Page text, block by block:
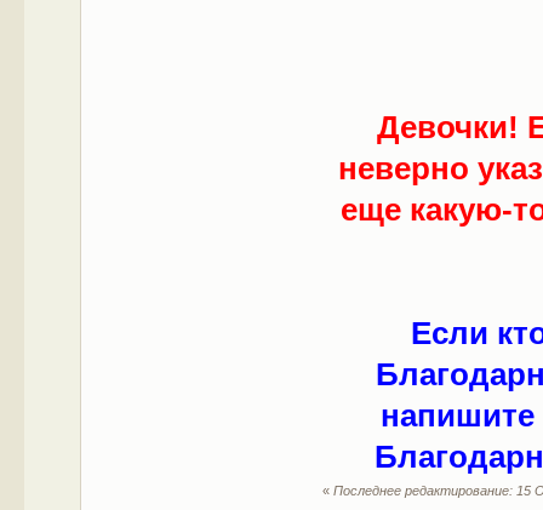
Девочки!
неверно
еще какую-
Если
«Последнее редактирование: 15